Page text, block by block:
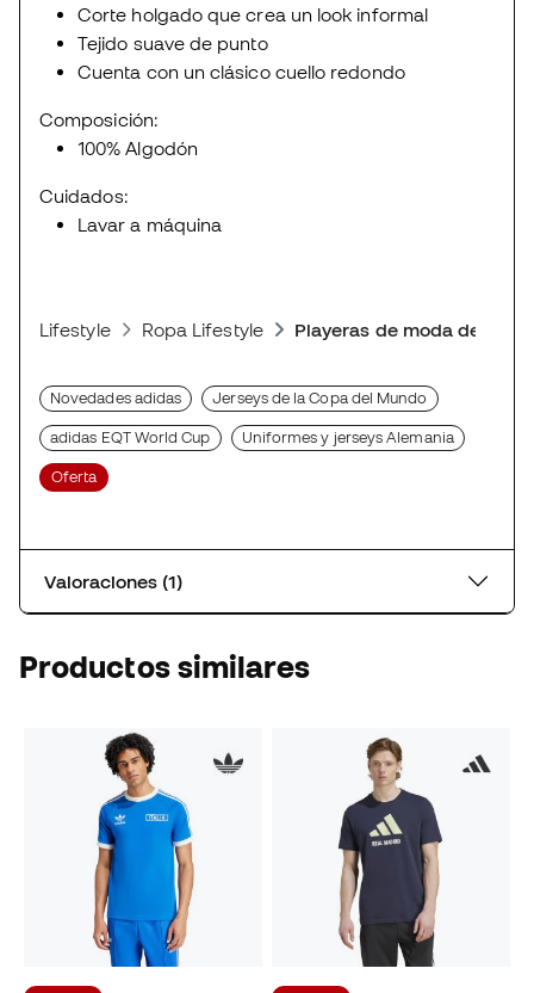
Corte holgado que crea un look informal
Tejido suave de punto
Cuenta con un clásico cuello redondo
Composición:
100% Algodón
Cuidados:
Lavar a máquina
Lifestyle Ropa Lifestyle Playeras de moda
Novedades adidas Jerseys de la Copa del Mundo
adidas EQT World Cup Uniformes y jerseys Alemania
Oferta
Valoraciones (1)
Productos similares